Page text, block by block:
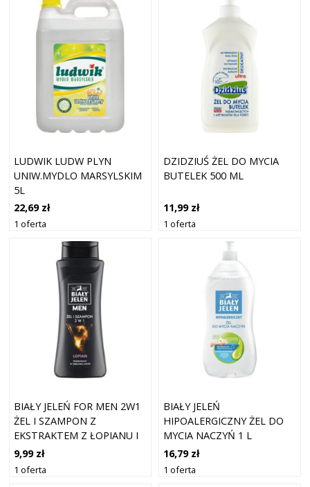
LUDWIK LUDW PLYN
UNIW.MYDLO MARSYLSKIM
5L
22,69 zł
1 oferta
DZIDZIUŚ ŻEL DO MYCIA
BUTELEK 500 ML
11,99 zł
1 oferta
BIAŁY JELEŃ FOR MEN 2W1
ŻEL I SZAMPON Z
EKSTRAKTEM Z ŁOPIANU I
PROTEINAMI
PSZENICZNYMI 300 ML
9,99 zł
1 oferta
BIAŁY JELEŃ
HIPOALERGICZNY ŻEL DO
MYCIA NACZYŃ 1 L
16,79 zł
1 oferta